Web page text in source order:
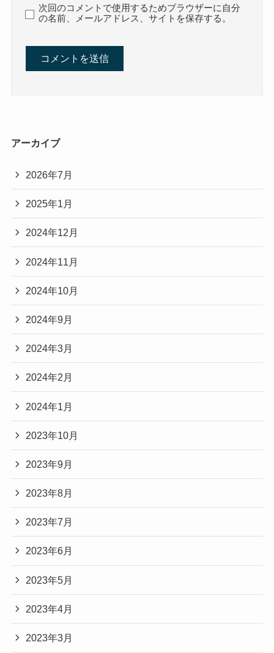
次回のコメントで使用するためブラウザーに自分
の名前、メールアドレス、サイトを保存する。
アーカイブ
2026年7月
2025年1月
2024年12月
2024年11月
2024年10月
2024年9月
2024年3月
2024年2月
2024年1月
2023年10月
2023年9月
2023年8月
2023年7月
2023年6月
2023年5月
2023年4月
2023年3月